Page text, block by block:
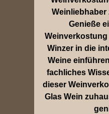
Weinliebhaber
Genieße
Winzer in die
Weine
fachliches
dieser
Glas Wein